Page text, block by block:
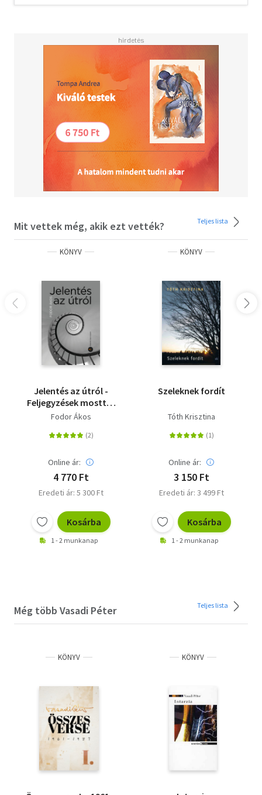
Mit vettek még, akik ezt vették? Teljes lista
KÖNYV
Jelentés az útról -
Feljegyzések mosttól
mostig
Fodor Ákos
Online ár:
4 770 Ft
Eredeti ár: 5 300 Ft
Kosárba
1 - 2 munkanap
KÖNYV
Szeleknek fordít
Tóth Krisztina
Online ár:
3 150 Ft
Eredeti ár: 3 499 Ft
Kosárba
1 - 2 munkanap
Még több Vasadi Péter Teljes lista
KÖNYV KÖNYV